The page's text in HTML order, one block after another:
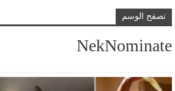
تصفح الوسم
NekNominate